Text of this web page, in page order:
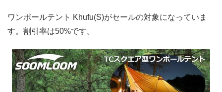
ワンポールテント Khufu(S)がセールの対象になっていま
す。割引率は50%です。